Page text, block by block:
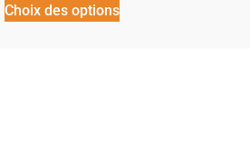
Choix des options